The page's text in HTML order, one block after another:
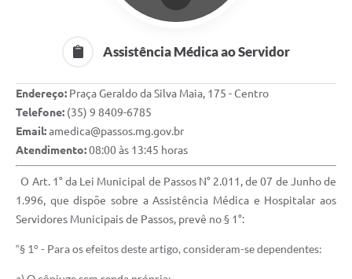
Assistência Médica ao Servidor
Endereço: Praça Geraldo da Silva Maia, 175 - Centro
Telefone: (35) 9 8409-6785
Email:amedica@passos.mg.gov.br
Atendimento:08:00 às 13:45 horas
O Art. 1° da Lei Municipal de Passos N° 2.011, de 07 de Junho de
1.996, que dispõe sobre a Assistência Médica e Hospitalar aos
Servidores Municipais de Passos, prevê no § 1°:
“§ 1° - Para os efeitos deste artigo, consideram-se dependentes: